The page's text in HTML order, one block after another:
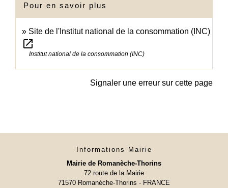
Pour en savoir plus
Site de l'Institut national de la consommation (INC)
open_in_new
Institut national de la consommation (INC)
Signaler une erreur sur cette page
Informations Mairie
Mairie de Romanèche-Thorins
72 route de la Mairie
71570 Romanèche-Thorins - FRANCE